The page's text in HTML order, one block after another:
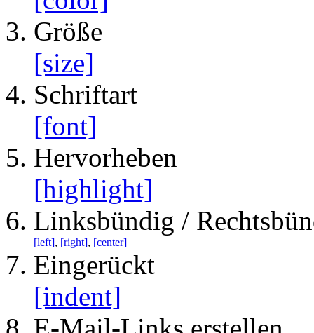
Größe
[size]
Schriftart
[font]
Hervorheben
[highlight]
Linksbündig /
[left], [right], [center]
Eingerückt
[indent]